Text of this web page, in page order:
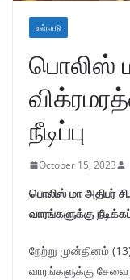
உள்நாடு
பொலிஸ்
நீடிப்பு
October 15, 2023
பொலிஸ் மா அதிபர்
வாரங்களுக்கு
நேற்று முன்தினம்
வாரங்களுக்கு சேவை